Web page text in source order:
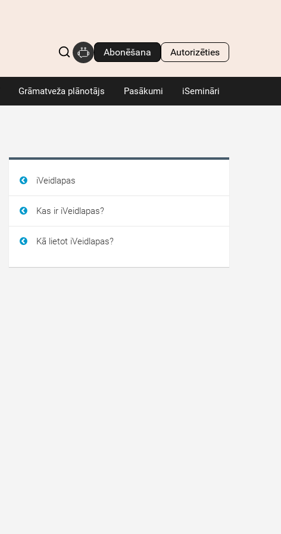
Abonēšana Autorizēties
Grāmatveža plānotājs Pasākumi iSemināri
iVeidlapas
Kas ir iVeidlapas?
Kā lietot iVeidlapas?